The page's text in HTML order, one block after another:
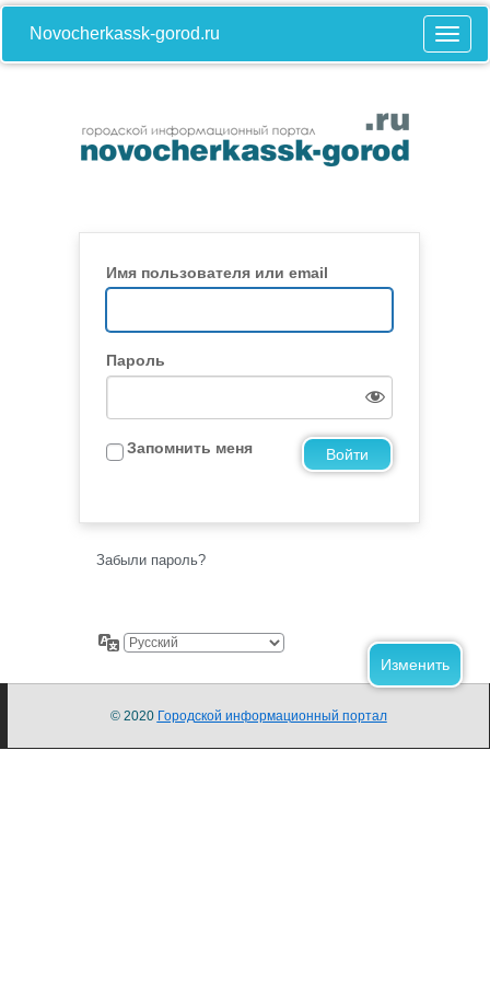
Novocherkassk-gorod.ru
Имя пользователя или email
Пароль
Запомнить меня
Забыли пароль?
© 2020 Городской информационный портал